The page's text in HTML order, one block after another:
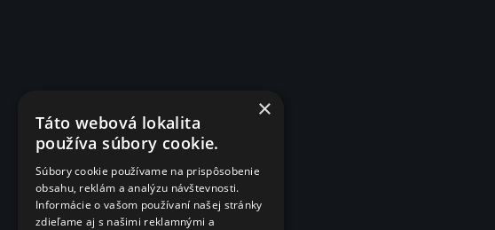
×
Táto webová lokalita
používa súbory cookie.
Súbory cookie používame na prispôsobenie
obsahu, reklám a analýzu návštevnosti.
Informácie o vašom používaní našej stránky
zdieľame aj s našimi reklamnými a